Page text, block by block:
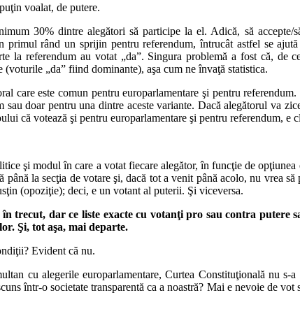
voalat, de putere.
30% dintre alegători să participe la el. Adică, să
primul rând un sprijin pentru referendum, întrucât astfel se
la referendum au votat „da”. Singura problemă a fost că,
„da” fiind dominante), aşa cum ne învaţă statistica.
care este comun pentru europarlamentare şi pentru
doar pentru una dintre aceste variante. Dacă alegătorul va
că votează şi pentru europarlamentare şi pentru referendum,
şi modul în care a votat fiecare alegător, în funcţie de
la secţia de votare şi, dacă tot a venit până acolo, nu vrea
(opoziţie); deci, e un votant al puterii. Şi viceversa.
trecut, dar ce liste exacte cu votanţi pro sau contra putere
Şi, tot aşa, mai departe.
Evident că nu.
cu alegerile europarlamentare, Curtea Constituţională nu
într-o societate transparentă ca a noastră? Mai e nevoie de